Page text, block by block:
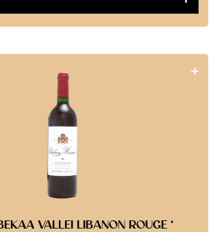
VALLEI LIBANON ROUGE *